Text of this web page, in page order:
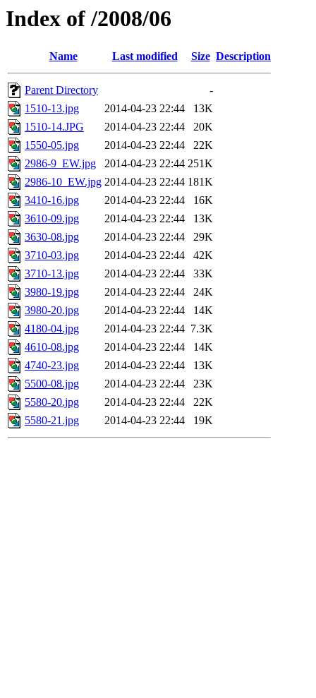
Index of /2008/06
Name Last modified Size Description
Parent Directory
-
1510-13.jpg
2014-04-23 22:44
13K
1510-14.JPG
2014-04-23 22:44
20K
1550-05.jpg
2014-04-23 22:44
22K
2986-9_EW.jpg
2014-04-23 22:44 251K
2986-10_EW.jpg 2014-04-23 22:44 181K
3410-16.jpg
2014-04-23 22:44
16K
3610-09.jpg
2014-04-23 22:44
13K
3630-08.jpg
2014-04-23 22:44
29K
3710-03.jpg
2014-04-23 22:44
42K
3710-13.jpg
2014-04-23 22:44
33K
3980-19.jpg
2014-04-23 22:44
24K
3980-20.jpg
2014-04-23 22:44
14K
4180-04.jpg
2014-04-23 22:44 7.3K
4610-08.jpg
2014-04-23 22:44
14K
4740-23.jpg
2014-04-23 22:44
13K
5500-08.jpg
2014-04-23 22:44
23K
5580-20.jpg
2014-04-23 22:44
22K
5580-21.jpg
2014-04-23 22:44 19K